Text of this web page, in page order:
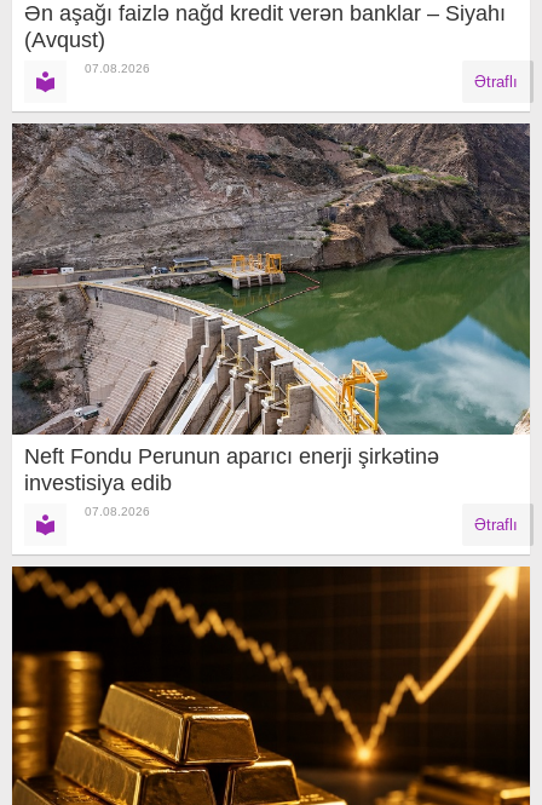
Ən aşağı faizlə nağd kredit verən banklar – Siyahı
(Avqust)
07.08.2026
Ətraflı
Neft Fondu Perunun aparıcı enerji şirkətinə
investisiya edib
07.08.2026
Ətraflı